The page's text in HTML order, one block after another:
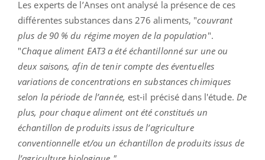
Les experts de l’Anses ont analysé la présence de ces
différentes substances dans 276 aliments, "couvrant
plus de 90 % du régime moyen de la population".
"Chaque aliment EAT3 a été échantillonné sur une ou
deux saisons, afin de tenir compte des éventuelles
variations de concentrations en substances chimiques
selon la période de l’année, est-il précisé dans l'étude. De
plus, pour chaque aliment ont été constitués un
échantillon de produits issus de l’agriculture
conventionnelle et/ou un échantillon de produits issus de